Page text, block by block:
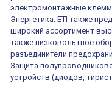
электромонтажные
Энергетика: ETI также
широкий ассортимент
также низковольтное
разъединители
Защита
устройств (диодов,